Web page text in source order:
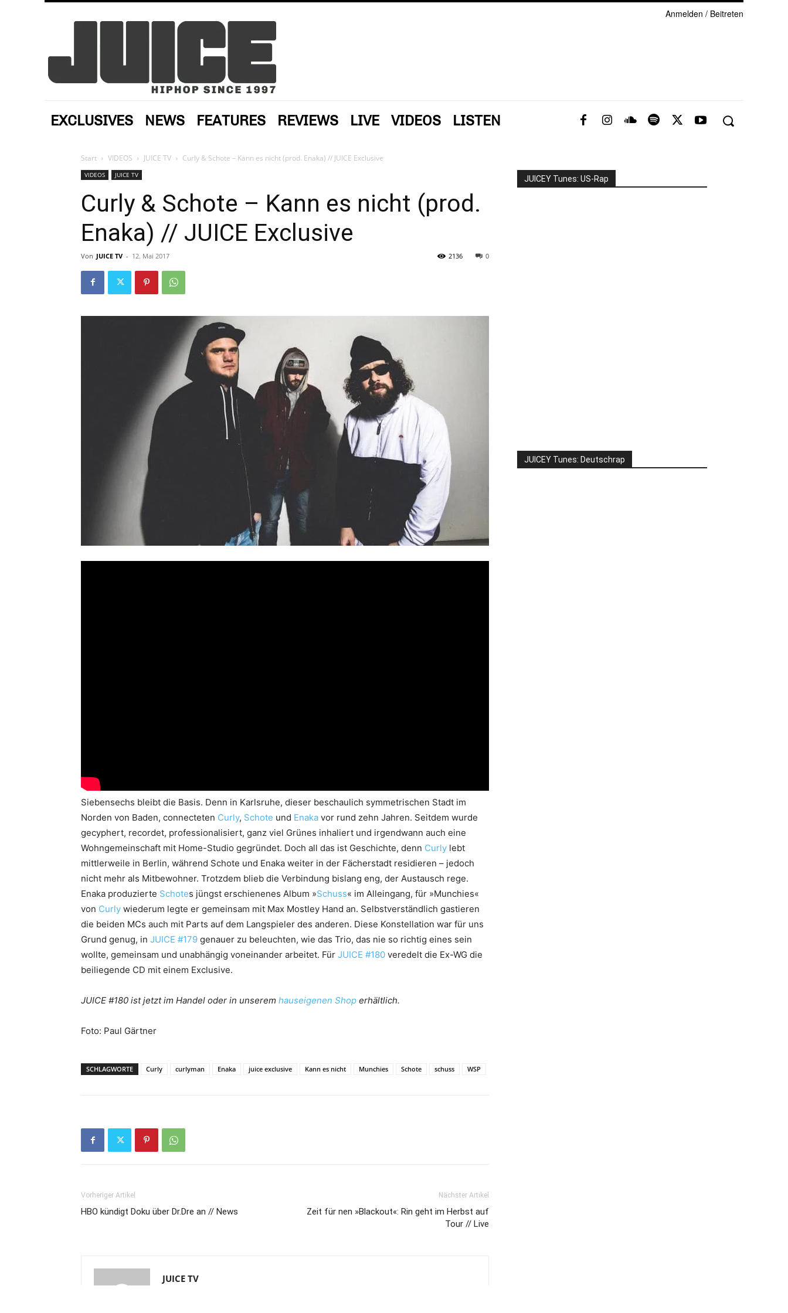
Anmelden / Beitreten
EXCLUSIVES NEWS FEATURES REVIEWS LIVE VIDEOS LISTEN
Start VIDEOS JUICE TV Curly & Schote – Kann es nicht (prod. Enaka) // JUICE Exclusive
VIDEOS JUICE TV
Curly & Schote – Kann es nicht (prod.
Enaka) // JUICE Exclusive
Von JUICE TV - 12. Mai 2017 0
2136
Siebensechs bleibt die Basis. Denn in Karlsruhe, dieser beschaulich symmetrischen Stadt im
Norden von Baden, connecteten Curly, Schote und Enaka vor rund zehn Jahren. Seitdem wurde
gecyphert, recordet, professionalisiert, ganz viel Grünes inhaliert und irgendwann auch eine
Wohngemeinschaft mit Home-Studio gegründet. Doch all das ist Geschichte, denn Curly lebt
mittlerweile in Berlin, während Schote und Enaka weiter in der Fächerstadt residieren – jedoch
nicht mehr als Mitbewohner. Trotzdem blieb die Verbindung bislang eng, der Austausch rege.
Enaka produzierte Schotes jüngst erschienenes Album »Schuss« im Alleingang, für »Munchies«
von Curly wiederum legte er gemeinsam mit Max Mostley Hand an. Selbstverständlich gastieren
die beiden MCs auch mit Parts auf dem Langspieler des anderen. Diese Konstellation war für uns
Grund genug, in JUICE #179 genauer zu beleuchten, wie das Trio, das nie so richtig eines sein
wollte, gemeinsam und unabhängig voneinander arbeitet. Für JUICE #180 veredelt die Ex-WG die
beiliegende CD mit einem Exclusive.
JUICE #180 ist jetzt im Handel oder in unserem hauseigenen Shop erhältlich.
Foto: Paul Gärtner
SCHLAGWORTE Curly curlyman Enaka juice exclusive Kann es nicht Munchies Schote schuss WSP
Vorheriger Artikel
HBO kündigt Doku über Dr.Dre an // News
Nächster Artikel
Zeit für nen »Blackout«: Rin geht im Herbst auf
Tour // Live
JUICE TV
JUICEY Tunes: US-Rap
JUICEY Tunes: Deutschrap